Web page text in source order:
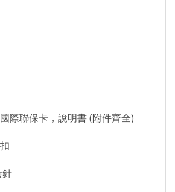
際聯保卡，說明書 (附件齊全)
針